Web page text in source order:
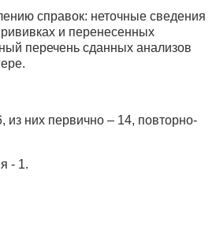
справок: неточные сведения
и перенесенных
перечень сданных анализов
из них первично – 14, повторно-
- 1.